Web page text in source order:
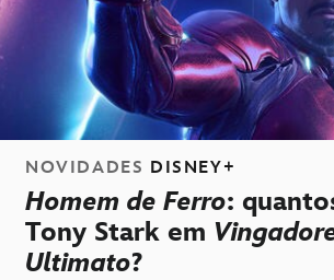
NOVIDADES DISNEY+
Homem de Ferro:
Tony Stark em
Ultimato?